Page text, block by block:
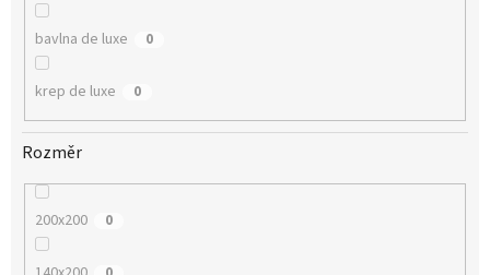
bavlna de luxe 0
krep de luxe 0
Rozměr
200x200 0